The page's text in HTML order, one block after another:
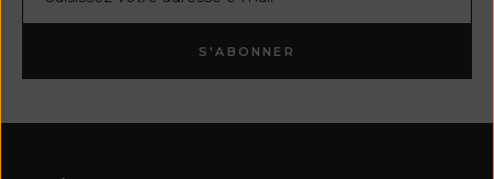
S'ABONNER